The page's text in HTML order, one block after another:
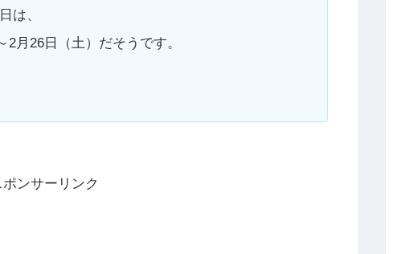
は、
2月26日（土）だそうです。
ポンサーリンク